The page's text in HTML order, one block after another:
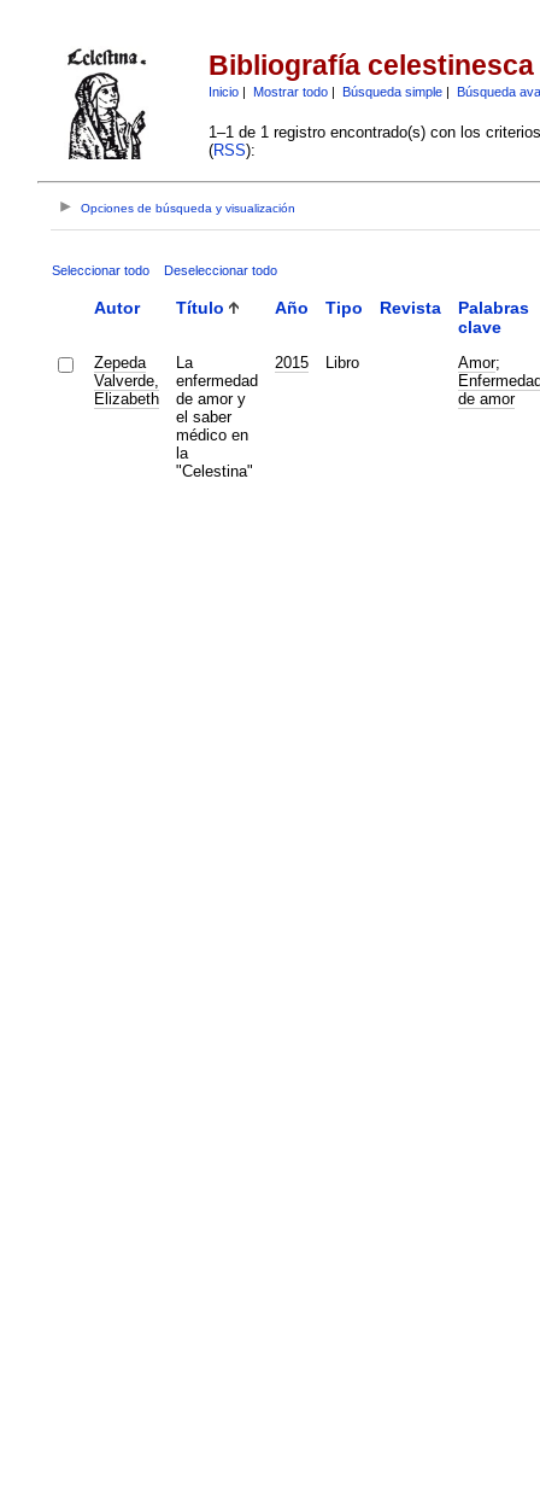
Bibliografía celestinesca
Inicio| Mostrar todo| Búsqueda simple| Búsqueda
1–1 de 1 registro encontrado(s) con los
(RSS):
Opciones de búsqueda y visualización
Seleccionar todo Deseleccionar todo
Autor Título Año Tipo Revista
Palabras
clave
Zepeda
Valverde,
Elizabeth
La
enfermedad
de amor y
el saber
médico en
la
"Celestina"
2015 Libro Amor;
de amor